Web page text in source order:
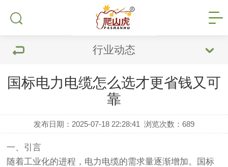
行业动态
国标电力电缆怎么选才更省钱又可
靠
发布日期：2025-07-18 22:28:41 浏览次数：689
一、引言
随着工业化的进程， 电力电缆的需求量逐渐增加。国标